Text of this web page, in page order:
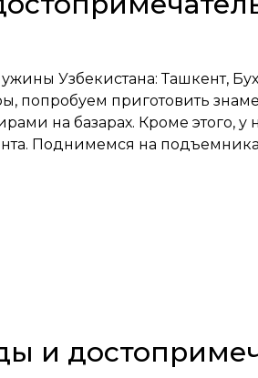
Узбекистана: Ташкент,
попробуем приготовить
на базарах. Кроме этого, у
Поднимемся на
и